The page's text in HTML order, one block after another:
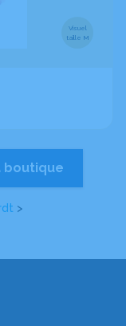
>
Visuel
taille M
boutique